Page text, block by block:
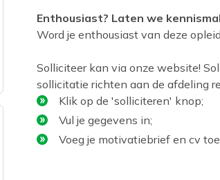
Enthousiast? Laten we
Word je enthousiast van deze
Solliciteer kan via onze website!
sollicitatie richten aan de afdeling
Klik op de 'solliciteren' knop;
Vul je gegevens in;
Voeg je motivatiebrief en cv